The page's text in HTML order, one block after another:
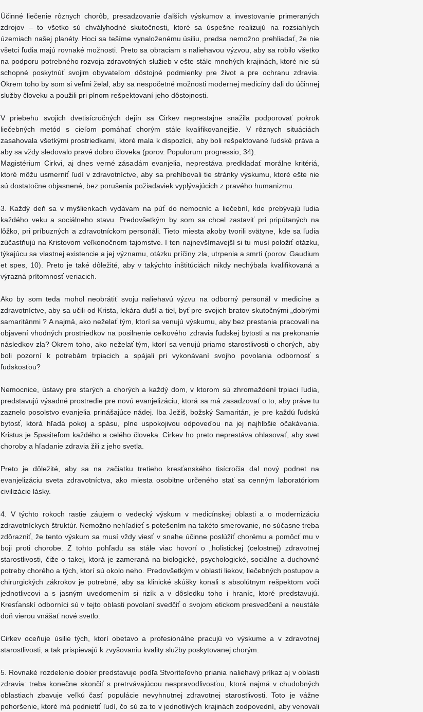
Účinné liečenie rôznych chorôb, presadzovanie ďalších výskumov a investovanie primeraných
zdrojov – to všetko sú chvályhodné skutočnosti, ktoré sa úspešne realizujú na rozsiahlych
územiach našej planéty. Hoci sa tešíme vynaloženému úsiliu, predsa nemožno prehliadať, že nie
všetci ľudia majú rovnaké možnosti. Preto sa obraciam s naliehavou výzvou, aby sa robilo všetko
na podporu potrebného rozvoja zdravotných služieb v ešte stále mnohých krajinách, ktoré nie sú
schopné poskytnúť svojim obyvateľom dôstojné podmienky pre život a pre ochranu zdravia.
Okrem toho by som si veľmi želal, aby sa nespočetné možnosti modernej medicíny dali do účinnej
služby človeku a použili pri plnom rešpektovaní jeho dôstojnosti.
V priebehu svojich dvetisícročných dejín sa Cirkev neprestajne snažila podporovať pokrok
liečebných metód s cieľom pomáhať chorým stále kvalifikovanejšie. V rôznych situáciách
zasahovala všetkými prostriedkami, ktoré mala k dispozícii, aby boli rešpektované ľudské práva a
aby sa vždy sledovalo pravé dobro človeka (porov. Populorum progressio, 34).
Magistérium Cirkvi, aj dnes verné zásadám evanjelia, neprestáva predkladať morálne kritériá,
ktoré môžu usmerniť ľudí v zdravotníctve, aby sa prehlbovali tie stránky výskumu, ktoré ešte nie
sú dostatočne objasnené, bez porušenia požiadaviek vyplývajúcich z pravého humanizmu.
3. Každý deň sa v myšlienkach vydávam na púť do nemocníc a liečební, kde prebývajú ľudia
každého veku a sociálneho stavu. Predovšetkým by som sa chcel zastaviť pri pripútaných na
lôžko, pri príbuzných a zdravotníckom personáli. Tieto miesta akoby tvorili svätyne, kde sa ľudia
zúčastňujú na Kristovom veľkonočnom tajomstve. I ten najnevšímavejší si tu musí položiť otázku,
týkajúcu sa vlastnej existencie a jej významu, otázku príčiny zla, utrpenia a smrti (porov. Gaudium
et spes, 10). Preto je také dôležité, aby v takýchto inštitúciách nikdy nechýbala kvalifikovaná a
výrazná prítomnosť veriacich.
Ako by som teda mohol neobrátiť svoju naliehavú výzvu na odborný personál v medicíne a
zdravotníctve, aby sa učili od Krista, lekára duší a tiel, byť pre svojich bratov skutočnými „dobrými
samaritánmi ? A najmä, ako neželať tým, ktorí sa venujú výskumu, aby bez prestania pracovali na
objavení vhodných prostriedkov na posilnenie celkového zdravia ľudskej bytosti a na prekonanie
následkov zla? Okrem toho, ako neželať tým, ktorí sa venujú priamo starostlivosti o chorých, aby
boli pozorní k potrebám trpiacich a spájali pri vykonávaní svojho povolania odbornosť s
ľudskosťou?
Nemocnice, ústavy pre starých a chorých a každý dom, v ktorom sú zhromaždení trpiaci ľudia,
predstavujú výsadné prostredie pre novú evanjelizáciu, ktorá sa má zasadzovať o to, aby práve tu
zaznelo posolstvo evanjelia prinášajúce nádej. Iba Ježiš, božský Samaritán, je pre každú ľudskú
bytosť, ktorá hľadá pokoj a spásu, plne uspokojivou odpoveďou na jej najhlbšie očakávania.
Kristus je Spasiteľom každého a celého človeka. Cirkev ho preto neprestáva ohlasovať, aby svet
choroby a hľadanie zdravia žili z jeho svetla.
Preto je dôležité, aby sa na začiatku tretieho kresťanského tisícročia dal nový podnet na
evanjelizáciu sveta zdravotníctva, ako miesta osobitne určeného stať sa cenným laboratóriom
civilizácie lásky.
4. V týchto rokoch rastie záujem o vedecký výskum v medicínskej oblasti a o modernizáciu
zdravotníckych štruktúr. Nemožno nehľadieť s potešením na takéto smerovanie, no súčasne treba
zdôrazniť, že tento výskum sa musí vždy viesť v snahe účinne poslúžiť chorému a pomôcť mu v
boji proti chorobe. Z tohto pohľadu sa stále viac hovorí o „holistickej (celostnej) zdravotnej
starostlivosti, čiže o takej, ktorá je zameraná na biologické, psychologické, sociálne a duchovné
potreby chorého a tých, ktorí sú okolo neho. Predovšetkým v oblasti liekov, liečebných postupov a
chirurgických zákrokov je potrebné, aby sa klinické skúšky konali s absolútnym rešpektom voči
jednotlivcovi a s jasným uvedomením si rizík a v dôsledku toho i hraníc, ktoré predstavujú.
Kresťanskí odborníci sú v tejto oblasti povolaní svedčiť o svojom etickom presvedčení a neustále
doň vierou vnášať nové svetlo.
Cirkev oceňuje úsilie tých, ktorí obetavo a profesionálne pracujú vo výskume a v zdravotnej
starostlivosti, a tak prispievajú k zvyšovaniu kvality služby poskytovanej chorým.
5. Rovnaké rozdelenie dobier predstavuje podľa Stvoriteľovho priania naliehavý príkaz aj v oblasti
zdravia: treba konečne skončiť s pretrvávajúcou nespravodlivosťou, ktorá najmä v chudobných
oblastiach zbavuje veľkú časť populácie nevyhnutnej zdravotnej starostlivosti. Toto je vážne
pohoršenie, ktoré má podnietiť ľudí, čo sú za to v jednotlivých krajinách zodpovední, aby venovali